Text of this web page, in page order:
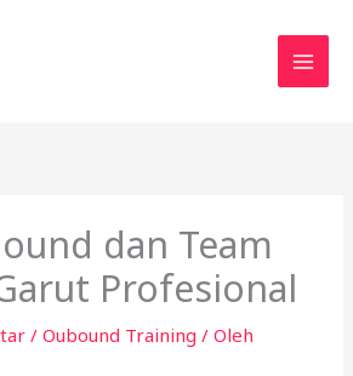
dan Team
Profesional
/Oubound Training / Oleh